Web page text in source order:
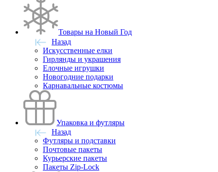
Товары на Новый Год
Назад
Искусственные елки
Гирлянды и украшения
Елочные игрушки
Новогодние подарки
Карнавальные костюмы
Упаковка и футляры
Назад
Футляры и подставки
Почтовые пакеты
Курьерские пакеты
Пакеты Zip-Lock